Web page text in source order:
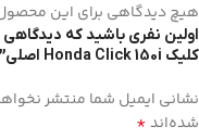
هیچ دیدگاهی برای این
اولین نفری باشید که دیدگاهی
کلیک Honda Click 150i اصلی”
نشانی ایمیل شما منتشر
شده‌اند*